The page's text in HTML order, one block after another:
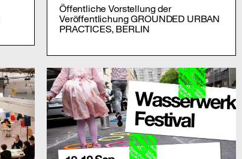
Öffentliche Vorstellung der
Veröffentlichung GROUNDED URBAN
PRACTICES, BERLIN